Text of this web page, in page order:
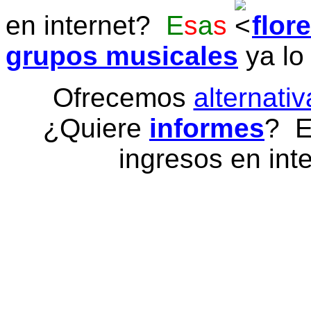
en internet? Esas
grupos musicales ya
Ofrecemos
¿Quiere informes?
ingresos en